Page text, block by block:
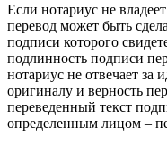
Если нотариус не
перевод может быть
подписи которого
подлинность подписи
нотариус не отвечает за
оригиналу и верность
переведенный текст
определенным лицом –